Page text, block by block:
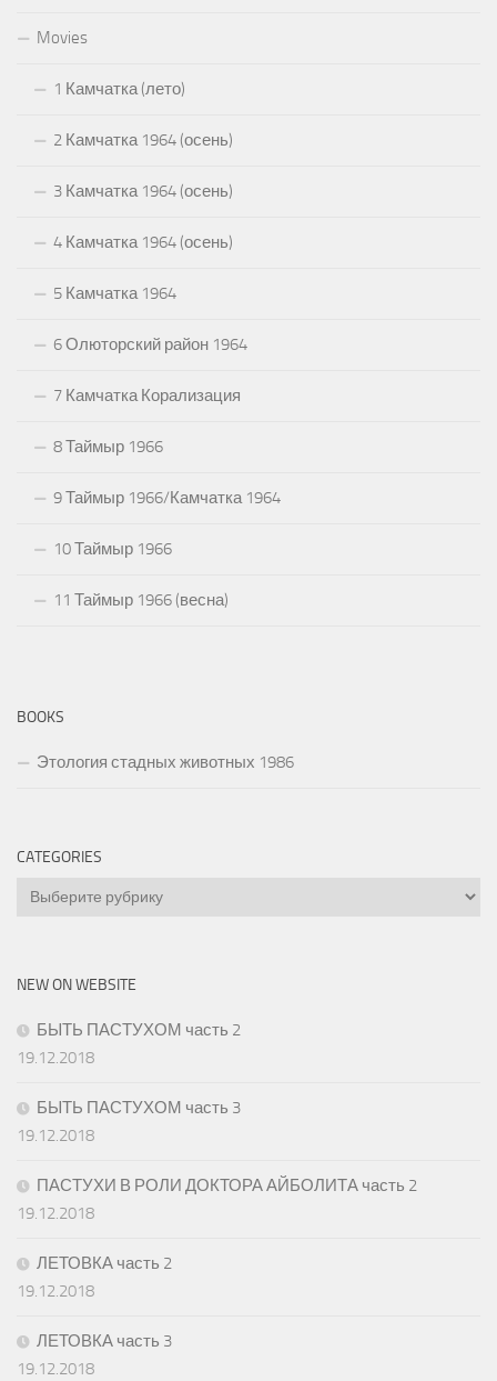
Movies
1 Камчатка (лето)
2 Камчатка 1964 (осень)
3 Камчатка 1964 (осень)
4 Камчатка 1964 (осень)
5 Камчатка 1964
6 Олюторский район 1964
7 Камчатка Корализация
8 Таймыр 1966
9 Таймыр 1966/Камчатка 1964
10 Таймыр 1966
11 Таймыр 1966 (весна)
BOOKS
Этология стадных животных 1986
CATEGORIES
Categories
NEW ON WEBSITE
БЫТЬ ПАСТУХОМ часть 2
19.12.2018
БЫТЬ ПАСТУХОМ часть 3
19.12.2018
ПАСТУХИ В РОЛИ ДОКТОРА АЙБОЛИТА часть 2
19.12.2018
ЛЕТОВКА часть 2
19.12.2018
ЛЕТОВКА часть 3
19.12.2018